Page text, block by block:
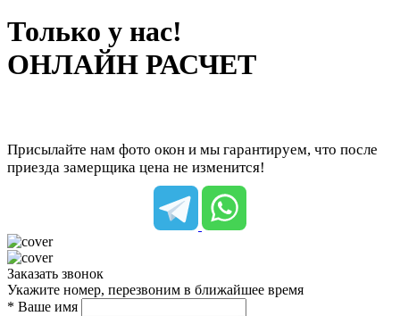
Только у нас!
ОНЛАЙН РАСЧЕТ
Присылайте нам фото окон и мы гарантируем, что после
приезда замерщика цена не изменится!
Заказать звонок
Укажите номер, перезвоним в ближайшее время
* Ваше имя